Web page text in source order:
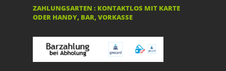
ZAHLUNGSARTEN : KONTAKTLOS MIT KARTE
ODER HANDY, BAR, VORKASSE